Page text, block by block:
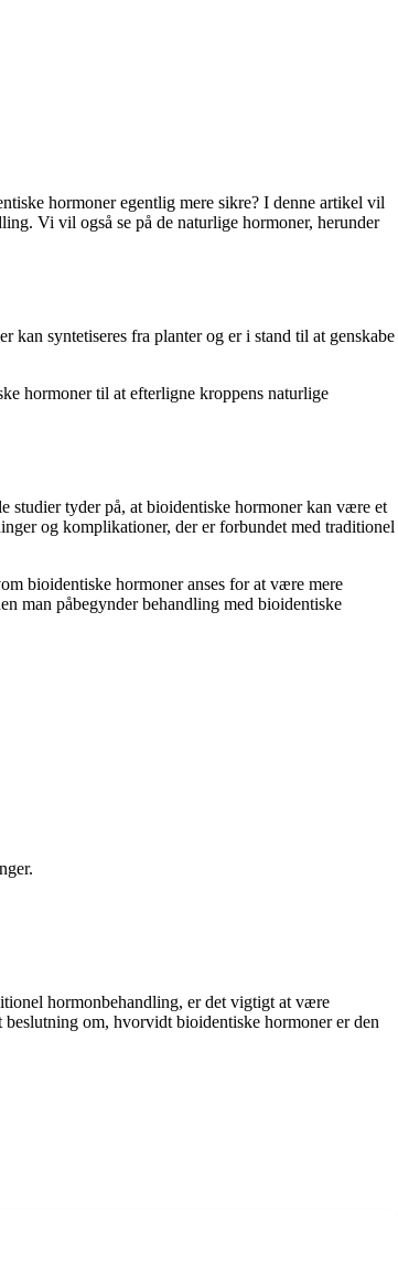
hormoner egentlig mere sikre? I denne artikel vil
Vi vil også se på de naturlige hormoner, herunder
kan syntetiseres fra planter og er i stand til at genskabe
hormoner til at efterligne kroppens naturlige
studier tyder på, at bioidentiske hormoner kan være et
og komplikationer, der er forbundet med traditionel
bioidentiske hormoner anses for at være mere
man påbegynder behandling med bioidentiske
hormonbehandling, er det vigtigt at være
om, hvorvidt bioidentiske hormoner er den